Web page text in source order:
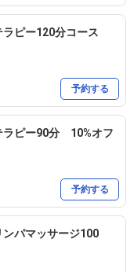
ラピー120分コース
予約する
ラピー90分 10%オフ
予約する
ンパマッサージ100